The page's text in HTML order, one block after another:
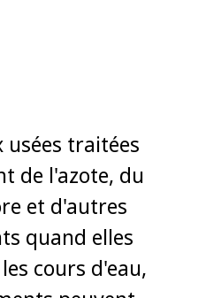
usées traitées
de l'azote, du
et d'autres
quand elles
cours d'eau,